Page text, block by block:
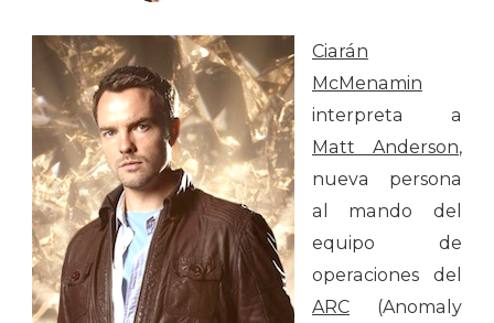
Ciarán
McMenamin
interpreta a
Matt Anderson,
nueva persona
al mando del
equipo de
operaciones del
ARC(Anomaly